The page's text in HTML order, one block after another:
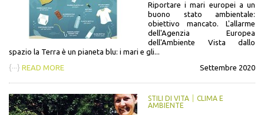
Riportare i mari europei a un
buono stato ambientale:
obiettivo mancato. L'allarme
dell'Agenzia Europea
dell'Ambiente Vista dallo
spazio la Terra è un pianeta blu: i mari e gli...
{···} READ MORE Settembre 2020
STILI DI VITA
CLIMA E
AMBIENTE